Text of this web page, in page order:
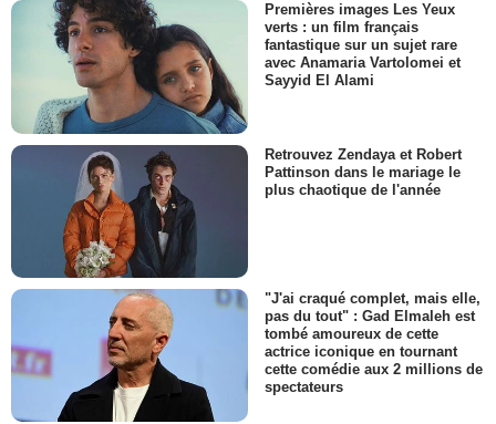
Premières images Les Yeux
verts : un film français
fantastique sur un sujet rare
avec Anamaria Vartolomei et
Sayyid El Alami
Retrouvez Zendaya et Robert
Pattinson dans le mariage le
plus chaotique de l'année
"J'ai craqué complet, mais elle,
pas du tout" : Gad Elmaleh est
tombé amoureux de cette
actrice iconique en tournant
cette comédie aux 2 millions de
spectateurs